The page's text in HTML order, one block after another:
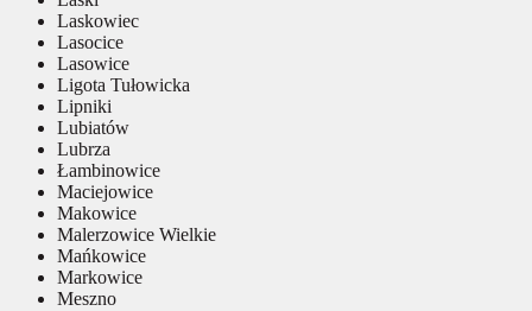
Laskowiec
Lasocice
Lasowice
Ligota Tułowicka
Lipniki
Lubiatów
Lubrza
Łambinowice
Maciejowice
Makowice
Malerzowice Wielkie
Mańkowice
Markowice
Meszno